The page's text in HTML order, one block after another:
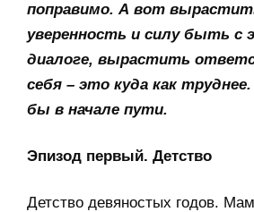
поправимо. А вот
уверенность и силу быть с
диалоге, вырастить
себя – это куда как
бы в начале пути.
Эпизод первый. Детство
Детство девяностых годов.